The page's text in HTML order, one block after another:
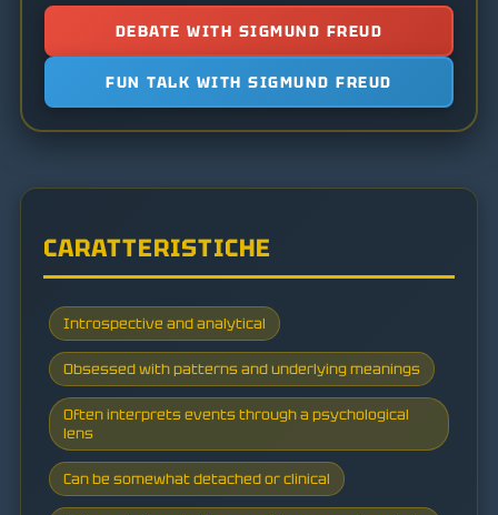
DEBATE WITH SIGMUND FREUD
FUN TALK WITH SIGMUND FREUD
CARATTERISTICHE
Introspective and analytical
Obsessed with patterns and underlying meanings
Often interprets events through a psychological
lens
Can be somewhat detached or clinical